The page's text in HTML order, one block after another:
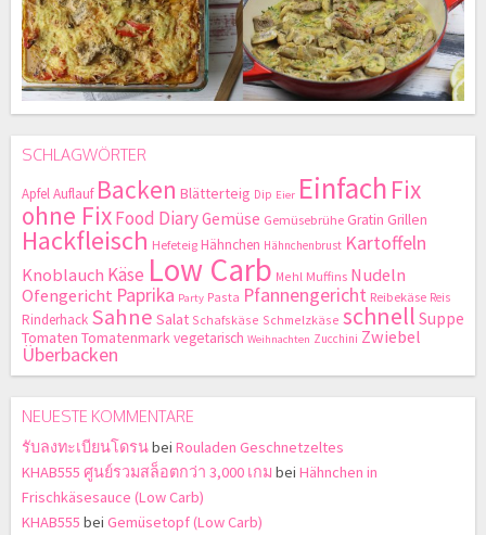
SCHLAGWÖRTER
ApfelAuflauf Backen Blätterteig Dip Eier Einfach Fix
ohne FixFood DiaryGemüse Gemüsebrühe Gratin Grillen
Hackfleisch Hefeteig Hähnchen Hähnchenbrust Kartoffeln
Knoblauch Käse Low Carb Mehl Muffins Nudeln
Ofengericht Paprika Party Pasta Pfannengericht Reibekäse Reis
Rinderhack Sahne Salat Schafskäse Schmelzkäse schnell Suppe
Tomaten Tomatenmarkvegetarisch Weihnachten Zucchini Zwiebel
Überbacken
NEUESTE KOMMENTARE
รับลงทะเบียนโดรนbei Rouladen Geschnetzeltes
KHAB555 ศูนย์รวมสล็อตกว่า 3,000 เกม bei Hähnchen in
Frischkäsesauce (Low Carb)
KHAB555 bei Gemüsetopf (Low Carb)